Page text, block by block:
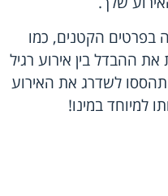
בפרטים הקטנים, כמו
ההבדל בין אירוע רגיל
תהססו לשדרג את האירוע
למיוחד במינו!